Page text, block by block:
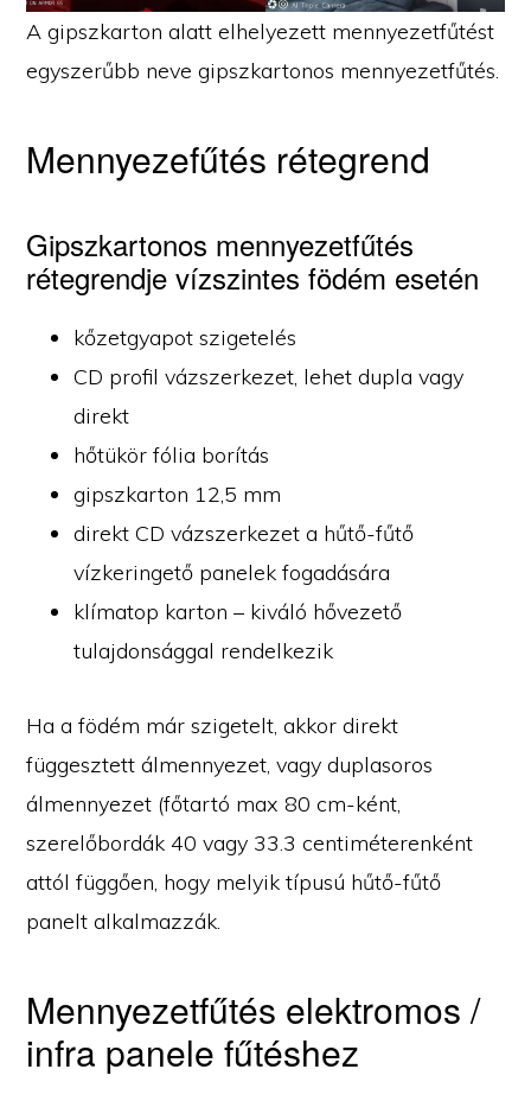
A gipszkarton alatt elhelyezett mennyezetfűtést
egyszerűbb neve gipszkartonos mennyezetfűtés.
Mennyezefűtés rétegrend
Gipszkartonos mennyezetfűtés
rétegrendje vízszintes födém esetén
kőzetgyapot szigetelés
CD profil vázszerkezet, lehet dupla vagy
direkt
hőtükör fólia borítás
gipszkarton 12,5 mm
direkt CD vázszerkezet a hűtő-fűtő
vízkeringető panelek fogadására
klímatop karton – kiváló hővezető
tulajdonsággal rendelkezik
Ha a födém már szigetelt, akkor direkt
függesztett álmennyezet, vagy duplasoros
álmennyezet (főtartó max 80 cm-ként,
szerelőbordák 40 vagy 33.3 centiméterenként
attól függően, hogy melyik típusú hűtő-fűtő
panelt alkalmazzák.
Mennyezetfűtés elektromos /
infra panele fűtéshez